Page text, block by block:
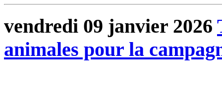
vendredi 09 janvier 2026
animales pour la